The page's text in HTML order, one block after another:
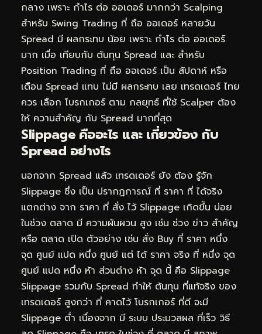
กลาง เพราะ กำไร ต่อ ออเดอร์ มากกว่า Scalping
สำหรับ Swing Trading ที่ ถือ ออเดอร์ หลายวัน
Spread มี ผลกระทบ น้อย เพราะ กำไร ต่อ ออเดอร์
มาก เมื่อ เทียบกับ ต้นทุน Spread และ สำหรับ
Position Trading ที่ ถือ ออเดอร์ เป็น สัปดาห์ หรือ
เดือน Spread แทบ ไม่มี ผลกระทบ เลย เทรดเดอร์ ไทย
ควร เลือก โบรกเกอร์ ตาม กลยุทธ์ ที่ใช้ Scalper ต้อง
ให้ ความสำคัญ กับ Spread มากที่สุด
Slippage คืออะไร และ เกี่ยวข้อง กับ
Spread อย่างไร
นอกจาก Spread แล้ว เทรดเดอร์ ยัง ต้อง รู้จัก
Slippage ซึ่ง เป็น ปรากฏการณ์ ที่ ราคา ที่ ได้จริง
แตกต่าง จาก ราคา ที่ สั่ง ไว้ Slippage เกิดขึ้น บ่อย
ในช่วง ตลาด มี ความผันผวน สูง เช่น ช่วง ข่าว สำคัญ
หรือ ตลาด เปิด ตัวอย่าง เช่น สั่ง Buy ที่ ราคา หนึ่ง
จุด ศูนย์ แปด หนึ่ง ศูนย์ แต่ ได้ ราคา จริง ที่ หนึ่ง จุด
ศูนย์ แปด หนึ่ง ห้า ส่วนต่าง ห้า จุด นี้ คือ Slippage
Slippage รวมกับ Spread ทำให้ ต้นทุน ที่แท้จริง ของ
เทรดเดอร์ สูงกว่า ที่ คาดไว้ โบรกเกอร์ ที่ดี จะมี
Slippage ต่ำ เนื่องจาก มี ระบบ ประมวลผล ที่เร็ว วิธี